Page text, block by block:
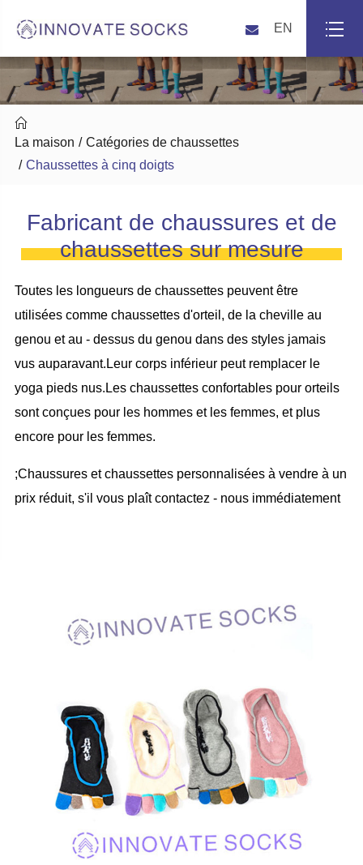
EN

La maison
Catégories de chaussettes
Chaussettes à cinq doigts
Fabricant de chaussures et de
chaussettes sur mesure
Toutes les longueurs de chaussettes peuvent être
utilisées comme chaussettes d'orteil, de la cheville au
genou et au - dessus du genou dans des styles jamais
vus auparavant.Leur corps inférieur peut remplacer le
yoga pieds nus.Les chaussettes confortables pour orteils
sont conçues pour les hommes et les femmes, et plus
encore pour les femmes.
;Chaussures et chaussettes personnalisées à vendre à un
prix réduit, s'il vous plaît contactez - nous immédiatement